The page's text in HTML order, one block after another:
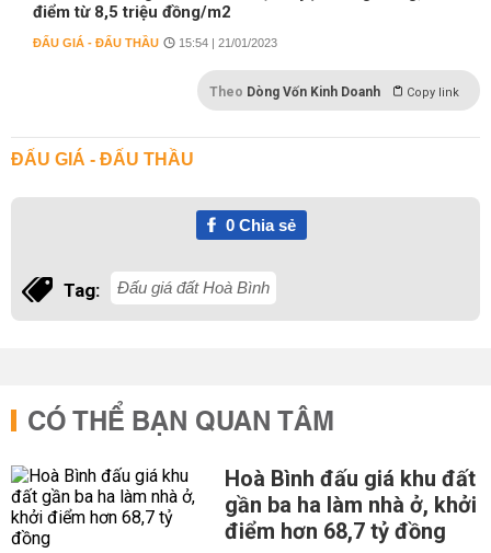
điểm từ 8,5 triệu đồng/m2
ĐẤU GIÁ - ĐẤU THẦU 15:54 | 21/01/2023
Theo Dòng Vốn Kinh Doanh Copy link
ĐẤU GIÁ - ĐẤU THẦU
0Chia sẻ
Tag: Đấu giá đất Hoà Bình
CÓ THỂ BẠN QUAN TÂM
Hoà Bình đấu giá khu đất
gần ba ha làm nhà ở, khởi
điểm hơn 68,7 tỷ đồng